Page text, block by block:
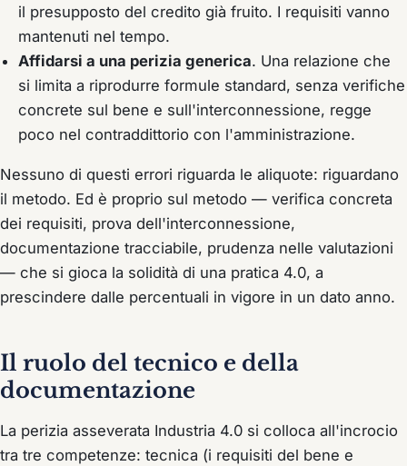
il presupposto del credito già fruito. I requisiti vanno
mantenuti nel tempo.
Affidarsi a una perizia generica. Una relazione che
si limita a riprodurre formule standard, senza verifiche
concrete sul bene e sull'interconnessione, regge
poco nel contraddittorio con l'amministrazione.
Nessuno di questi errori riguarda le aliquote: riguardano
il metodo. Ed è proprio sul metodo — verifica concreta
dei requisiti, prova dell'interconnessione,
documentazione tracciabile, prudenza nelle valutazioni
— che si gioca la solidità di una pratica 4.0, a
prescindere dalle percentuali in vigore in un dato anno.
Il ruolo del tecnico e della
documentazione
La perizia asseverata Industria 4.0 si colloca all'incrocio
tra tre competenze: tecnica (i requisiti del bene e